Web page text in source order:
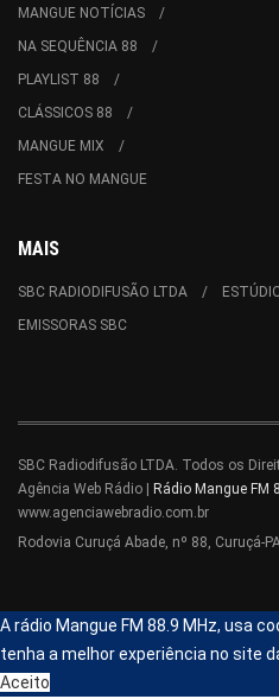
MANGUE NOTÍCIAS
NA SEQUÊNCIA 88
PLAYLIST 88
CLÁSSICOS 88
MANGUE MIX
FESTA NO MANGUE
MAIS
SBC RADIODIFUSÃO LTDA
EMISSORAS SBC
SBC Radiodifusão LTDA. Todos os
Agência Web Rádio |
Rádio Mangue FM
www.agenciawebradio.com.br
Rodovia Curuçá Abade, nº 88, Curuçá-
A rádio Mangue FM 88.9 MHz, usa
tenha a melhor experiência no site
Aceito